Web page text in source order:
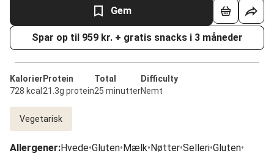
Gem
Spar op til 959 kr. + gratis snacks i 3 måneder
Kalorier
728 kcal
Protein
21.3g protein
Total
25 minutter
Difficulty
Nemt
Vegetarisk
Allergener:Hvede•Gluten•Mælk•Nøtter•Selleri•Gluten•